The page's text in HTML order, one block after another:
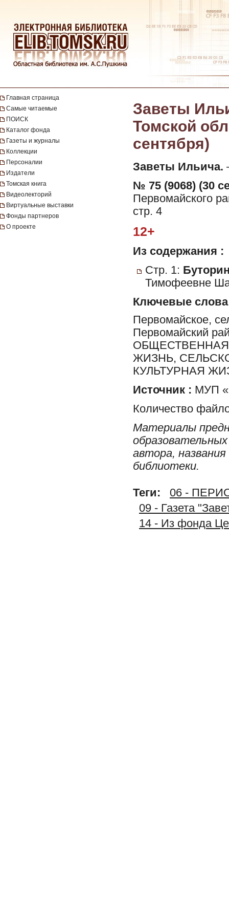
Главная страница
Самые читаемые
ПОИСК
Каталог фонда
Газеты и журналы
Коллекции
Персоналии
Издатели
Томская книга
Видеолекторий
Виртуальные выставки
Фонды партнеров
О проекте
Заветы
Томской
сентября)
Заветы Ильича.
№ 75 (9068) (30
Первомайского
стр. 4
12+
Из содержания :
Стр. 1:
Тимофеевне
Ключевые слова
Первомайское,
Первомайский
ЖИЗНЬ,
КУЛЬТУРНАЯ
Источник : МУП
Количество
Материалы
автора,
библиотеки.
Теги:
06 -
09 - Газета
14 - Из фонда